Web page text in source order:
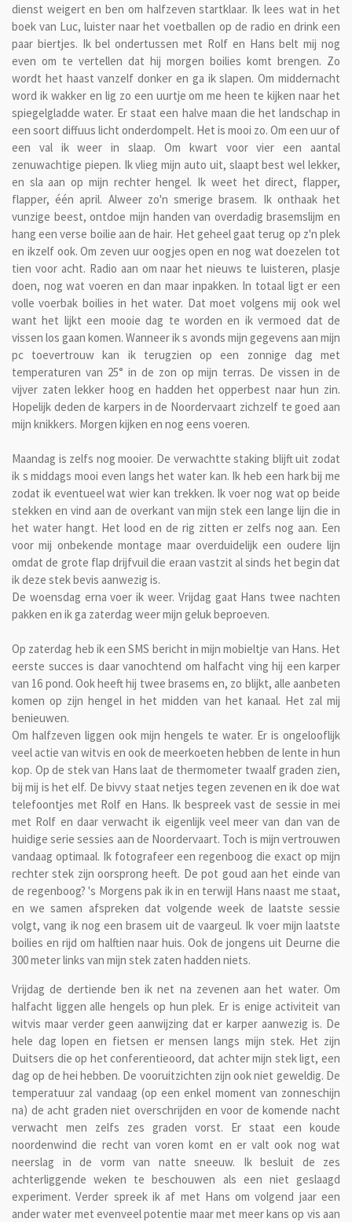
dienst weigert en ben om halfzeven startklaar. Ik lees wat in het
boek van Luc, luister naar het voetballen op de radio en drink een
paar biertjes. Ik bel ondertussen met Rolf en Hans belt mij nog
even om te vertellen dat hij morgen boilies komt brengen. Zo
wordt het haast vanzelf donker en ga ik slapen. Om middernacht
word ik wakker en lig zo een uurtje om me heen te kijken naar het
spiegelgladde water. Er staat een halve maan die het landschap in
een soort diffuus licht onderdompelt. Het is mooi zo. Om een uur of
een val ik weer in slaap. Om kwart voor vier een aantal
zenuwachtige piepen. Ik vlieg mijn auto uit, slaapt best wel lekker,
en sla aan op mijn rechter hengel. Ik weet het direct, flapper,
flapper, één april. Alweer zo'n smerige brasem. Ik onthaak het
vunzige beest, ontdoe mijn handen van overdadig brasemslijm en
hang een verse boilie aan de hair. Het geheel gaat terug op z'n plek
en ikzelf ook. Om zeven uur oogjes open en nog wat doezelen tot
tien voor acht. Radio aan om naar het nieuws te luisteren, plasje
doen, nog wat voeren en dan maar inpakken. In totaal ligt er een
volle voerbak boilies in het water. Dat moet volgens mij ook wel
want het lijkt een mooie dag te worden en ik vermoed dat de
vissen los gaan komen. Wanneer ik s avonds mijn gegevens aan mijn
pc toevertrouw kan ik terugzien op een zonnige dag met
temperaturen van 25° in de zon op mijn terras. De vissen in de
vijver zaten lekker hoog en hadden het opperbest naar hun zin.
Hopelijk deden de karpers in de Noordervaart zichzelf te goed aan
mijn knikkers. Morgen kijken en nog eens voeren.
Maandag is zelfs nog mooier. De verwachtte staking blijft uit zodat
ik s middags mooi even langs het water kan. Ik heb een hark bij me
zodat ik eventueel wat wier kan trekken. Ik voer nog wat op beide
stekken en vind aan de overkant van mijn stek een lange lijn die in
het water hangt. Het lood en de rig zitten er zelfs nog aan. Een
voor mij onbekende montage maar overduidelijk een oudere lijn
omdat de grote flap drijfvuil die eraan vastzit al sinds het begin dat
ik deze stek bevis aanwezig is.
De woensdag erna voer ik weer. Vrijdag gaat Hans twee nachten
pakken en ik ga zaterdag weer mijn geluk beproeven.
Op zaterdag heb ik een SMS bericht in mijn mobieltje van Hans. Het
eerste succes is daar vanochtend om halfacht ving hij een karper
van 16 pond. Ook heeft hij twee brasems en, zo blijkt, alle aanbeten
komen op zijn hengel in het midden van het kanaal. Het zal mij
benieuwen.
Om halfzeven liggen ook mijn hengels te water. Er is ongelooflijk
veel actie van witvis en ook de meerkoeten hebben de lente in hun
kop. Op de stek van Hans laat de thermometer twaalf graden zien,
bij mij is het elf. De bivvy staat netjes tegen zevenen en ik doe wat
telefoontjes met Rolf en Hans. Ik bespreek vast de sessie in mei
met Rolf en daar verwacht ik eigenlijk veel meer van dan van de
huidige serie sessies aan de Noordervaart. Toch is mijn vertrouwen
vandaag optimaal. Ik fotografeer een regenboog die exact op mijn
rechter stek zijn oorsprong heeft. De pot goud aan het einde van
de regenboog? 's Morgens pak ik in en terwijl Hans naast me staat,
en we samen afspreken dat volgende week de laatste sessie
volgt, vang ik nog een brasem uit de vaargeul. Ik voer mijn laatste
boilies en rijd om halftien naar huis. Ook de jongens uit Deurne die
300 meter links van mijn stek zaten hadden niets.
Vrijdag de dertiende ben ik net na zevenen aan het water. Om
halfacht liggen alle hengels op hun plek. Er is enige activiteit van
witvis maar verder geen aanwijzing dat er karper aanwezig is. De
hele dag lopen en fietsen er mensen langs mijn stek. Het zijn
Duitsers die op het conferentieoord, dat achter mijn stek ligt, een
dag op de hei hebben. De vooruitzichten zijn ook niet geweldig. De
temperatuur zal vandaag (op een enkel moment van zonneschijn
na) de acht graden niet overschrijden en voor de komende nacht
verwacht men zelfs zes graden vorst. Er staat een koude
noordenwind die recht van voren komt en er valt ook nog wat
neerslag in de vorm van natte sneeuw. Ik besluit de zes
achterliggende weken te beschouwen als een niet geslaagd
experiment. Verder spreek ik af met Hans om volgend jaar een
ander water met evenveel potentie maar met meer kans op vis aan